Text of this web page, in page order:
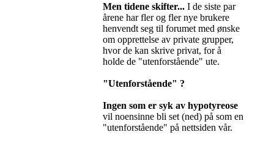
Men tidene skifter... I de siste par
årene har fler og fler nye brukere
henvendt seg til forumet med ønske
om opprettelse av private grupper,
hvor de kan skrive privat, for å
holde de "utenforstående" ute.
"Utenforstående" ?
Ingen som er syk av hypotyreose
vil noensinne bli set (ned) på som en
"utenforstående" på nettsiden vår.